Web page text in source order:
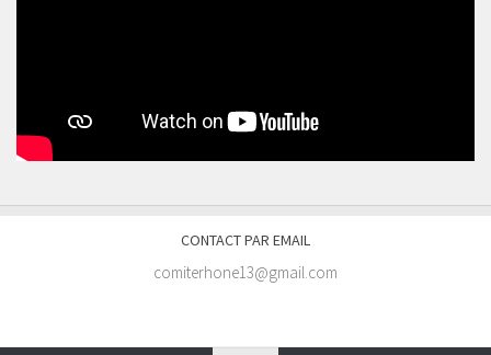
CONTACT PAR EMAIL
comiterhone13@gmail.com